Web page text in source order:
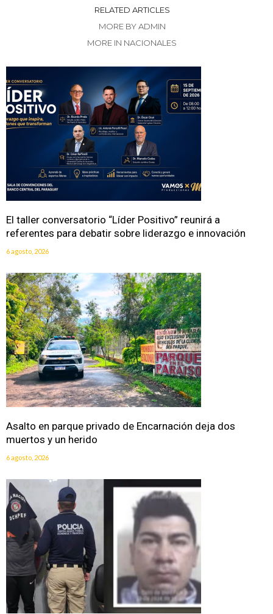
RELATED ARTICLES
MORE BY ADMIN
MORE IN NACIONALES
El taller conversatorio “Líder Positivo” reunirá a
referentes para debatir sobre liderazgo e innovación
6 agosto, 2026
Asalto en parque privado de Encarnación deja dos
muertos y un herido
6 agosto, 2026